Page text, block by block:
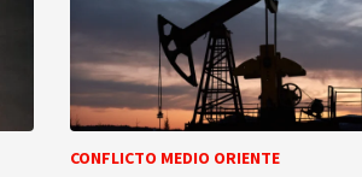
CONFLICTO MEDIO ORIENTE